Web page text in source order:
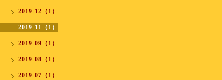
2019-12（1）
2019-11（1）
2019-09（1）
2019-08（1）
2019-07（1）